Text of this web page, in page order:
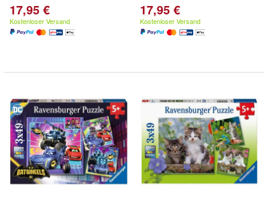
17,95 €
Kostenloser Versand
17,95 €
Kostenloser Versand